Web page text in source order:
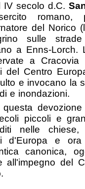
IV secolo d.C.
del Norico
sulle
a Enns-Lorch.
a
del Centro
e invocano la
e inondazioni.
questa
piccoli e
nelle
d'Europa e
canonica,
all'impegno del